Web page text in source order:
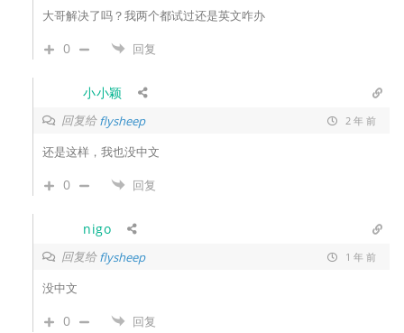
大哥解决了吗？我两个都试过还是英文咋办
0 回复
小小颖
回复给flysheep 2 年 前
还是这样，我也没中文
0 回复
nigo
回复给flysheep 1 年 前
没中文
0 回复